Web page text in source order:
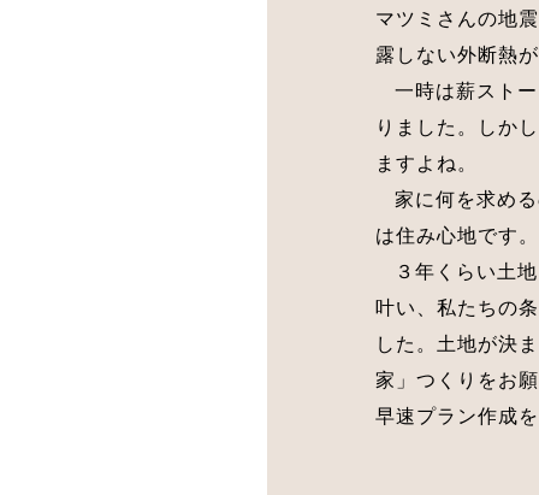
マツミさんの地
露しない外断熱
一時は薪スト
りました。しか
ますよね。
家に何を求め
は住み心地です。
３年くらい土
叶い、私たちの
した。土地が決
家」つくりをお
早速プラン作成